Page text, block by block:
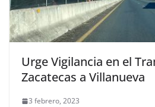
Urge Vigilancia en el
Zacatecas a Villanueva
3 febrero, 2023